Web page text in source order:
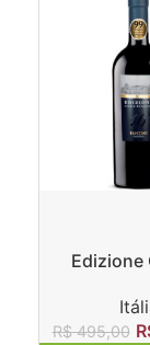
Edizione
R$495,00